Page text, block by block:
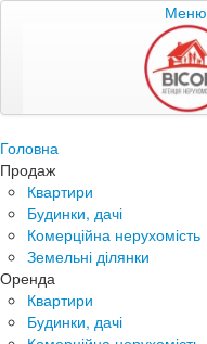
Меню
Головна
Продаж
Квартири
Будинки, дачі
Комерційна нерухомість
Земельні ділянки
Оренда
Квартири
Будинки, дачі